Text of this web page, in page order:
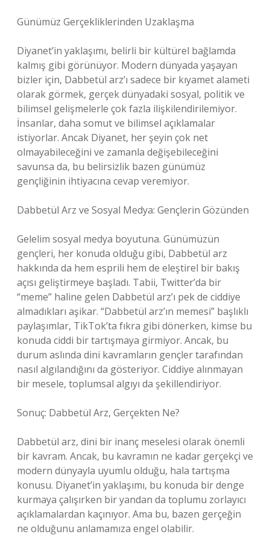
Günümüz Gerçekliklerinden Uzaklaşma
Diyanet’in yaklaşımı, belirli bir kültürel bağlamda
kalmış gibi görünüyor. Modern dünyada yaşayan
bizler için, Dabbetül arz’ı sadece bir kıyamet alameti
olarak görmek, gerçek dünyadaki sosyal, politik ve
bilimsel gelişmelerle çok fazla ilişkilendirilemiyor.
İnsanlar, daha somut ve bilimsel açıklamalar
istiyorlar. Ancak Diyanet, her şeyin çok net
olmayabileceğini ve zamanla değişebileceğini
savunsa da, bu belirsizlik bazen günümüz
gençliğinin ihtiyacına cevap veremiyor.
Dabbetül Arz ve Sosyal Medya: Gençlerin Gözünden
Gelelim sosyal medya boyutuna. Günümüzün
gençleri, her konuda olduğu gibi, Dabbetül arz
hakkında da hem esprili hem de eleştirel bir bakış
açısı geliştirmeye başladı. Tabii, Twitter’da bir
“meme” haline gelen Dabbetül arz’ı pek de ciddiye
almadıkları aşikar. “Dabbetül arz’ın memesi” başlıklı
paylaşımlar, TikTok’ta fıkra gibi dönerken, kimse bu
konuda ciddi bir tartışmaya girmiyor. Ancak, bu
durum aslında dini kavramların gençler tarafından
nasıl algılandığını da gösteriyor. Ciddiye alınmayan
bir mesele, toplumsal algıyı da şekillendiriyor.
Sonuç: Dabbetül Arz, Gerçekten Ne?
Dabbetül arz, dini bir inanç meselesi olarak önemli
bir kavram. Ancak, bu kavramın ne kadar gerçekçi ve
modern dünyayla uyumlu olduğu, hala tartışma
konusu. Diyanet’in yaklaşımı, bu konuda bir denge
kurmaya çalışırken bir yandan da toplumu zorlayıcı
açıklamalardan kaçınıyor. Ama bu, bazen gerçeğin
ne olduğunu anlamamıza engel olabilir.